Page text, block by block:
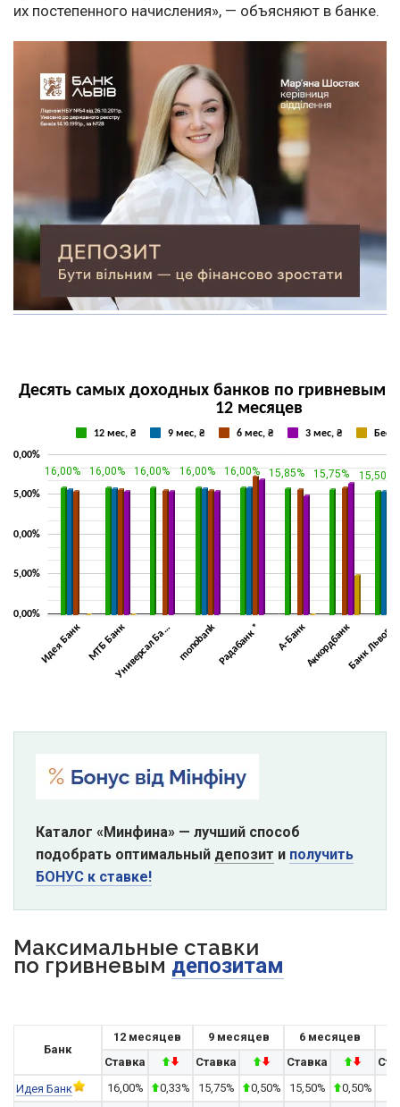
их постепенного начисления», — объясняют в банке.
Каталог «Минфина» — лучший способ
подобрать оптимальный депозит и получить
БОНУС к ставке!
Максимальные ставки
по гривневым депозитам
Банк
12 месяцев 9 месяцев 6 месяцев
Ставка
Ставка Ставка
Идея Банк
16,00% 0,33% 15,75% 0,50% 15,50% 0,50%